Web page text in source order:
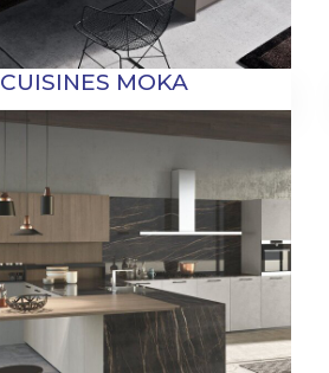
CUISINES MOKA